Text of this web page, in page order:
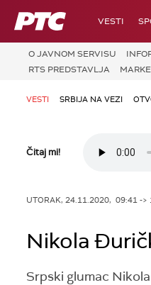
RTS VESTI
O JAVNOM SERVISU
RTS PREDSTAVLJA
VESTI SRBIJA NA VEZI
Čitaj mi!
UTORAK, 24.11.2020, 09:41 ->
Nikola
Srpski glumac